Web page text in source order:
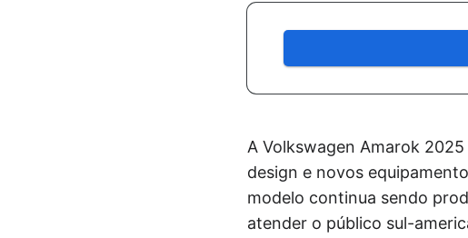
A Volkswagen Amarok
design e novos
modelo continua sendo
atender o público sul-